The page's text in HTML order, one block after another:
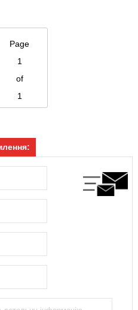
Page
1
of
1